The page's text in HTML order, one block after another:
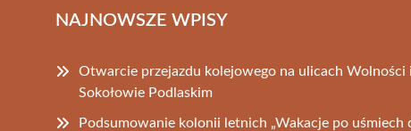
NAJNOWSZE WPISY
Otwarcie przejazdu kolejowego na ulicach
Sokołowie Podlaskim
Podsumowanie kolonii letnich „Wakacje po uśmiech